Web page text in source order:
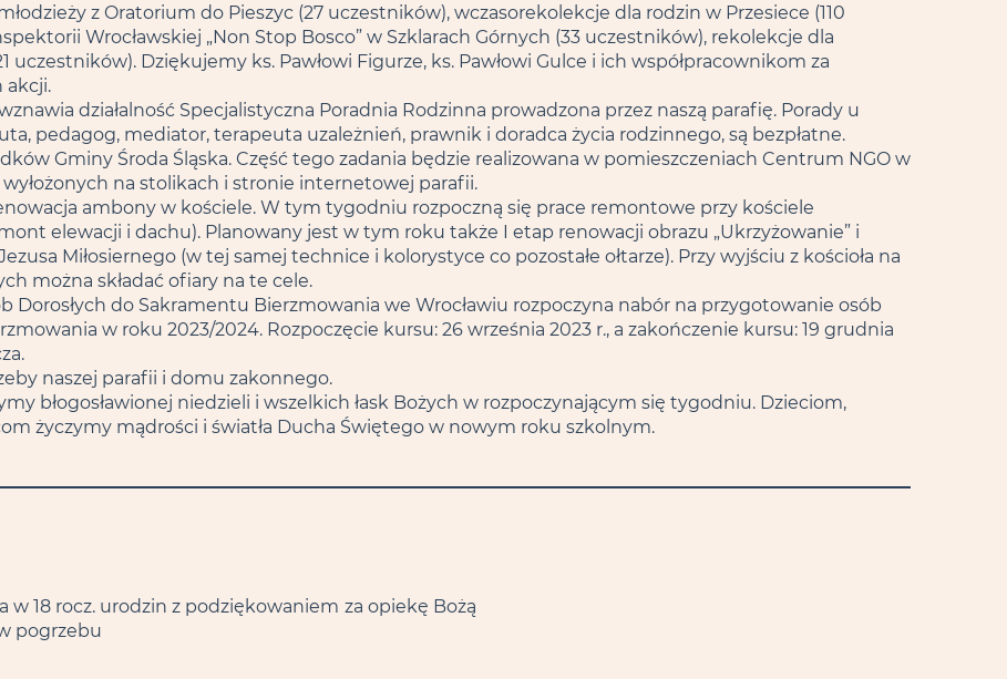
z Oratorium do Pieszyc (27 uczestników), wczasorekolekcje dla rodzin w Przesiece (110
Wrocławskiej „Non Stop Bosco” w Szklarach Górnych (33 uczestników), rekolekcje dla
uczestników). Dziękujemy ks. Pawłowi Figurze, ks. Pawłowi Gulce i ich współpracownikom za
akcji.
działalność Specjalistyczna Poradnia Rodzinna prowadzona przez naszą parafię. Porady u
pedagog, mediator, terapeuta uzależnień, prawnik i doradca życia rodzinnego, są bezpłatne.
Gminy Środa Śląska. Część tego zadania będzie realizowana w pomieszczeniach Centrum NGO w
wyłożonych na stolikach i stronie internetowej parafii.
ambony w kościele. W tym tygodniu rozpoczną się prace remontowe przy kościele
elewacji i dachu). Planowany jest w tym roku także I etap renowacji obrazu „Ukrzyżowanie” i
Miłosiernego (w tej samej technice i kolorystyce co pozostałe ołtarze). Przy wyjściu z kościoła na
można składać ofiary na te cele.
Dorosłych do Sakramentu Bierzmowania we Wrocławiu rozpoczyna nabór na przygotowanie osób
w roku 2023/2024. Rozpoczęcie kursu: 26 września 2023 r., a zakończenie kursu: 19 grudnia
naszej parafii i domu zakonnego.
błogosławionej niedzieli i wszelkich łask Bożych w rozpoczynającym się tygodniu. Dzieciom,
życzymy mądrości i światła Ducha Świętego w nowym roku szkolnym.
w 18 rocz. urodzin z podziękowaniem za opiekę Bożą
pogrzebu